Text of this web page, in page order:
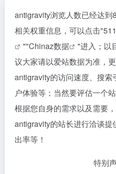
antigravity浏览人数已经达
相关权重信息，可以点击"
""Chinaz数据
"进入；以
议大家请以爱站数据为准，
antigravity的访问速度、搜
户体验等；当然要评估一个
根据您自身的需求以及需要
antigravity的站长进行洽谈
出率等！
特别